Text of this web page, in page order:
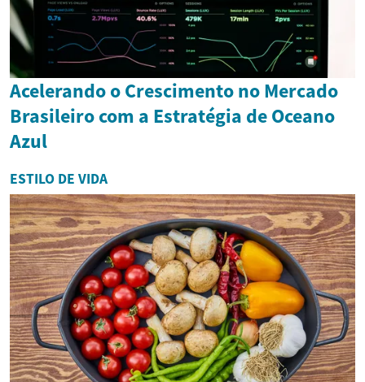
Acelerando o Crescimento no Mercado
Brasileiro com a Estratégia de Oceano
Azul
ESTILO DE VIDA